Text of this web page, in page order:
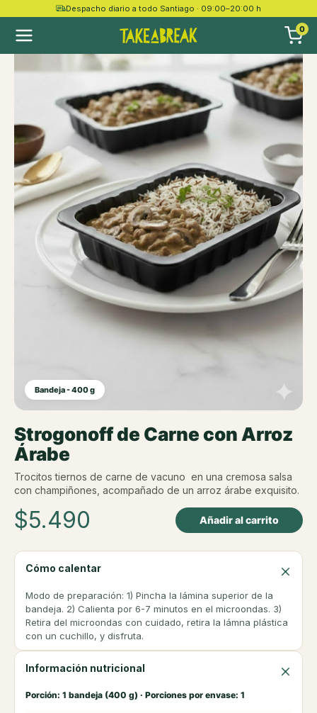
Despacho diario a todo Santiago · 09:00–20:00 h
0
Bandeja - 400 g
Strogonoff de Carne con Arroz
Árabe
Trocitos tiernos de carne de vacuno en una cremosa salsa
con champiñones, acompañado de un arroz árabe exquisito.
$5.490 Añadir al carrito
Cómo calentar
Modo de preparación: 1) Pincha la lámina superior de la
bandeja. 2) Calienta por 6-7 minutos en el microondas. 3)
Retira del microondas con cuidado, retira la lámna plástica
con un cuchillo, y disfruta.
Información nutricional
Porción: 1 bandeja (400 g) · Porciones por envase: 1